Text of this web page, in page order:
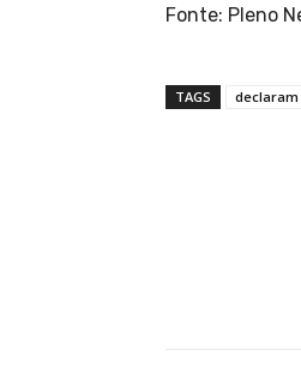
Fonte: Pleno
TAGS declaram